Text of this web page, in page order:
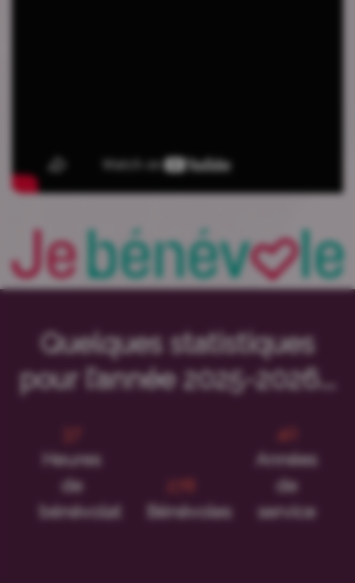
Quelques statistiques
pour l’année 2025-2026...
Heures
de
bénévolat
Bénévoles
53
Années
de
service